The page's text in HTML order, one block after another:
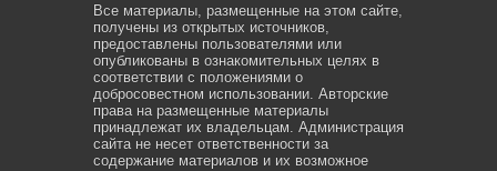
Все материалы, размещенные на этом сайте,
получены из открытых источников,
предоставлены пользователями или
опубликованы в ознакомительных целях в
соответствии с положениями о
добросовестном использовании. Авторские
права на размещенные материалы
принадлежат их владельцам. Администрация
сайта не несет ответственности за
содержание материалов и их возможное